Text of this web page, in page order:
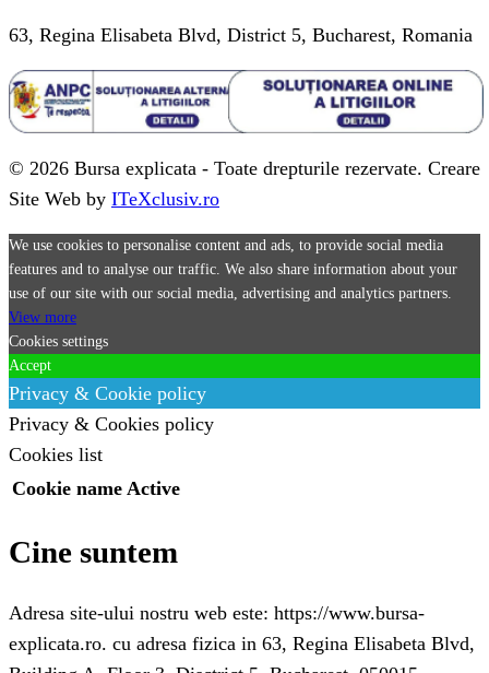
63, Regina Elisabeta Blvd, District 5, Bucharest, Romania
© 2026 Bursa explicata - Toate drepturile rezervate. Creare
Site Web by ITeXclusiv.ro
We use cookies to personalise content and ads, to provide social media
features and to analyse our traffic. We also share information about your
use of our site with our social media, advertising and analytics partners.
View more
Cookies settings
Accept
Privacy & Cookie policy
Privacy & Cookies policy
Cookies list
Cookie name Active
Cine suntem
Adresa site-ului nostru web este: https://www.bursa-
explicata.ro. cu adresa fizica in 63, Regina Elisabeta Blvd,